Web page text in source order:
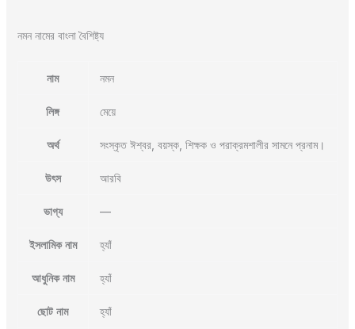
নমন নামের বাংলা বৈশিষ্ট্য
নাম নমন
লিঙ্গ মেয়ে
অর্থ সংস্কৃত ঈশ্বর, বয়স্ক, শিক্ষক ও পরাক্রমশালীর সামনে প্রনাম।
উৎস আরবি
ভাগ্য —
ইসলামিক নাম হ্যাঁ
আধুনিক নাম হ্যাঁ
ছোট নাম হ্যাঁ